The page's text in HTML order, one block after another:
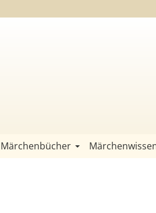
Märchenbücher